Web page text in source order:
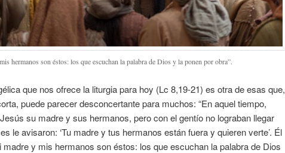
hermanos son éstos: los que escuchan la palabra de Dios y la ponen por obra”.
que nos ofrece la liturgia para hoy (Lc 8,19-21) es otra de esas que,
puede parecer desconcertante para muchos: “En aquel tiempo,
su madre y sus hermanos, pero con el gentío no lograban llegar
le avisaron: ‘Tu madre y tus hermanos están fuera y quieren verte’. Él
madre y mis hermanos son éstos: los que escuchan la palabra de Dios